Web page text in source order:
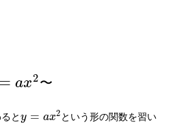
= ax2〜
とy = ax2 という形の関数を習い